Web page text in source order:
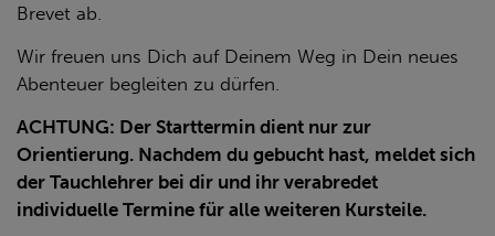
Brevet ab.
Wir freuen uns Dich auf Deinem Weg in Dein neues
Abenteuer begleiten zu dürfen.
ACHTUNG: Der Starttermin dient nur zur
Orientierung. Nachdem du gebucht hast, meldet sich
der Tauchlehrer bei dir und ihr verabredet
individuelle Termine für alle weiteren Kursteile.